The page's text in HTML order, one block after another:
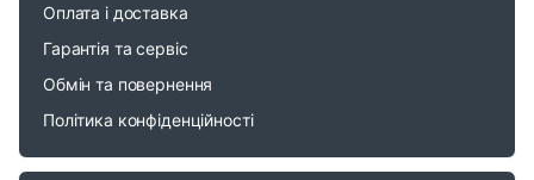
Оплата і доставка
Гарантія та сервіс
Обмін та повернення
Політика конфіденційності